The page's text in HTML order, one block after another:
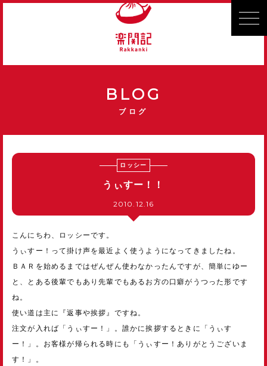
BLOG
ブログ
ロッシー
うぃすー！！
2010.12.16
こんにちわ、ロッシーです。
うぃすー！って掛け声を最近よく使うようになってきましたね。
ＢＡＲを始めるまではぜんぜん使わなかったんですが、簡単にゆー
と、とある後輩でもあり先輩でもあるお方の口癖がうつった形です
ね。
使い道は主に『返事や挨拶』ですね。
注文が入れば「うぃすー！」。誰かに挨拶するときに「うぃす
ー！」。お客様が帰られる時にも「うぃすー！ありがとうございま
す！」。